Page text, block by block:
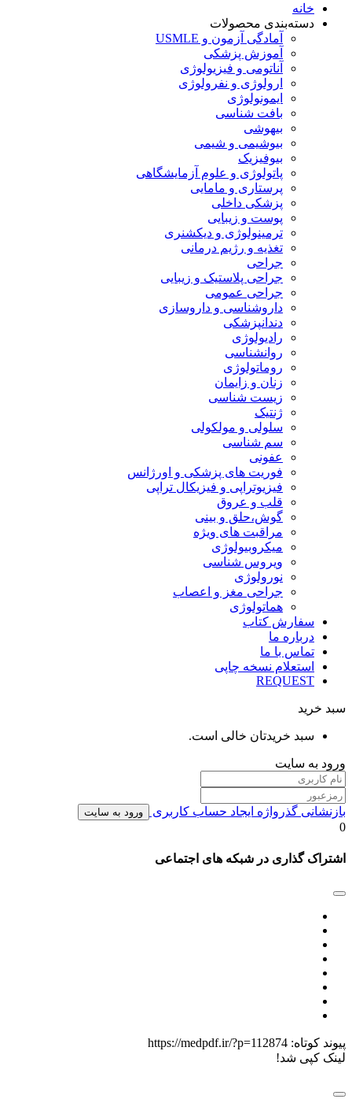
خانه
دسته‌بندی محصولات
آمادگی آزمون و USMLE
آموزش پزشکی
آناتومی و فیزیولوژی
ارولوژی و نفرولوژی
ایمونولوژی
بافت شناسی
بیهوشی
بیوشیمی و شیمی
بیوفیزیک
پاتولوژی و علوم آزمایشگاهی
پرستاری و مامایی
پزشکی داخلی
پوست و زیبایی
ترمینولوژی و دیکشنری
تغذیه و رژیم درمانی
جراحی
جراحی پلاستیک و زیبایی
جراحی عمومی
داروشناسی و داروسازی
دندانپزشکی
رادیولوژی
روانشناسی
روماتولوژی
زنان و زایمان
زیست شناسی
ژنتیک
سلولی و مولکولی
سم شناسی
عفونی
فوریت های پزشکی و اورژانس
فیزیوتراپی و فیزیکال تراپی
قلب و عروق
گوش،حلق و بینی
مراقبت های ویژه
میکروبیولوژی
ویروس شناسی
نورولوژی
جراحی مغز و اعصاب
هماتولوژی
سفارش کتاب
درباره ما
تماس با ما
استعلام نسخه چاپی
REQUEST
سبد خرید
سبد خریدتان خالی است.
ورود به سایت
بازنشانی گذرواژه ایجاد حساب کاربری ورود به سایت
0
اشتراک گذاری در شبکه های اجتماعی
پیوند کوتاه: https://medpdf.ir/?p=112874
لینک کپی شد!